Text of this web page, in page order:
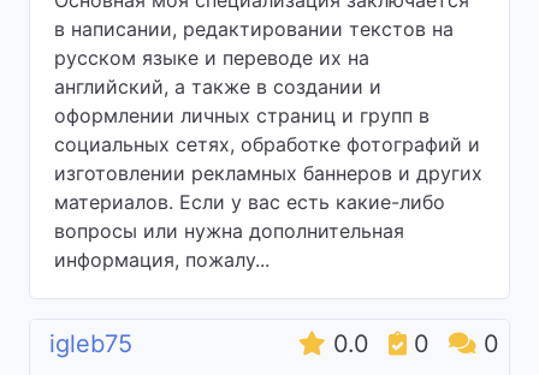
в написании, редактировании текстов на
русском языке и переводе их на
английский, а также в создании и
оформлении личных страниц и групп в
социальных сетях, обработке фотографий и
изготовлении рекламных баннеров и других
материалов. Если у вас есть какие-либо
вопросы или нужна дополнительная
информация, пожалу...
0.0 0 0
igleb75